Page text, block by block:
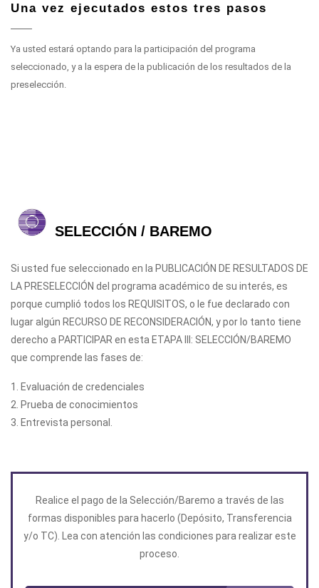
Una vez ejecutados estos tres pasos
Ya usted estará optando para la participación del programa
seleccionado, y a la espera de la publicación de los resultados de la
preselección.
SELECCIÓN / BAREMO
Si usted fue seleccionado en la PUBLICACIÓN DE RESULTADOS DE
LA PRESELECCIÓN del programa académico de su interés, es
porque cumplió todos los REQUISITOS, o le fue declarado con
lugar algún RECURSO DE RECONSIDERACIÓN, y por lo tanto tiene
derecho a PARTICIPAR en esta ETAPA III: SELECCIÓN/BAREMO
que comprende las fases de:
1. Evaluación de credenciales
2. Prueba de conocimientos
3. Entrevista personal.
Realice el pago de la Selección/Baremo a través de las
formas disponibles para hacerlo (Depósito, Transferencia
y/o TC). Lea con atención las condiciones para realizar este
proceso.